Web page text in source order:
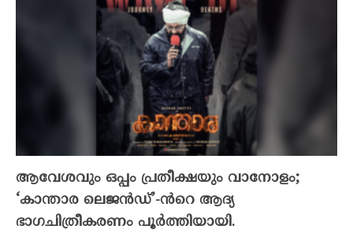
ആവേശവും ഒപ്പം പ്രതീക്ഷയും വാനോളം;
‘കാന്താര ലെജൻഡ്’-ൻറെ ആദ്യ
ഭാഗചിത്രീകരണം പൂർത്തിയായി.